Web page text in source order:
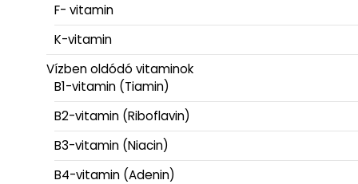
F- vitamin
K-vitamin
Vízben oldódó vitaminok
B1-vitamin (Tiamin)
B2-vitamin (Riboflavin)
B3-vitamin (Niacin)
B4-vitamin (Adenin)